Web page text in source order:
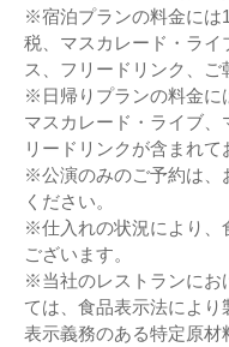
※宿泊プランの料金には
税、マスカレード・ラ
ス、フリードリンク、ご
※日帰りプランの料金に
マスカレード・ライブ
リードリンクが含まれて
※公演のみのご予約は、
ください。
※仕入れの状況により、
ございます。
※当社のレストランにお
ては、食品表示法により
表示義務のある特定原材